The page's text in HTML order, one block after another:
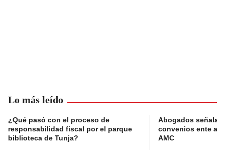
Lo más leído
¿Qué pasó con el proceso de
responsabilidad fiscal por el parque
biblioteca de Tunja?
Abogados
convenios ente
AMC